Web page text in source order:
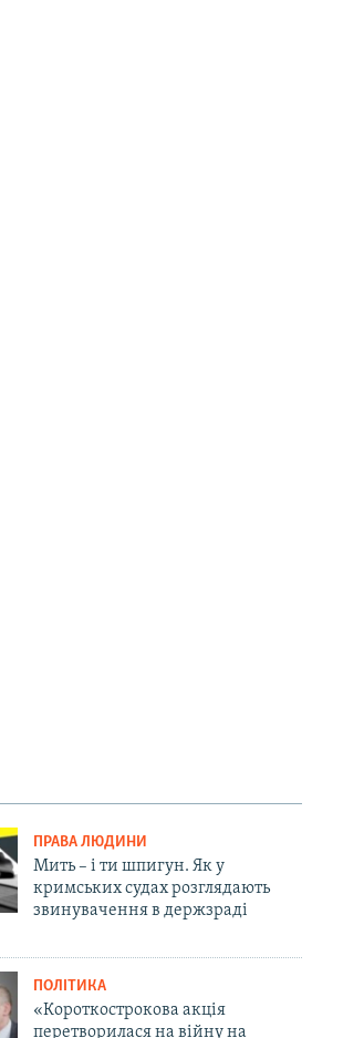
ПРАВА ЛЮДИНИ
Мить – і ти шпигун. Як у
кримських судах розглядають
звинувачення в держзраді
ПОЛІТИКА
«Короткострокова акція
перетворилася на війну на